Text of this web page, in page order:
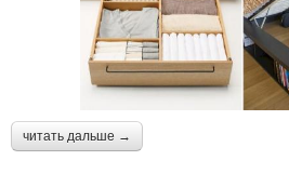
читать дальше →